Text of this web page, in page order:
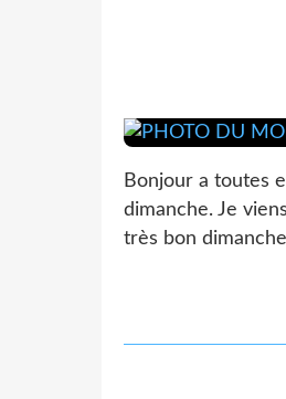
Bonjour a toutes
dimanche. Je
très bon